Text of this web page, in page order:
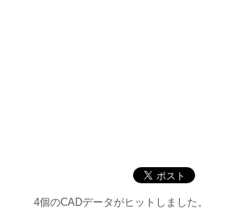
4個のCADデータがヒットしました。